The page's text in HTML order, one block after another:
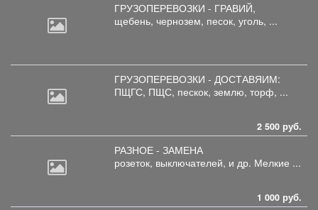
ГРУЗОПЕРЕВОЗКИ - ГРАВИЙ,
щебень, чернозем, песок, уголь, ...
ГРУЗОПЕРЕВОЗКИ - ДОСТАВЯИМ:
ПЩГС, ПЩС, пескок, землю, торф, ...
2 500 руб.
РАЗНОЕ - ЗАМЕНА
розеток, выключателей, и др. Мелкие ...
1 000 руб.